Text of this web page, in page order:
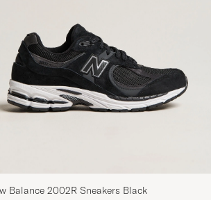
Balance 2002R Sneakers Black